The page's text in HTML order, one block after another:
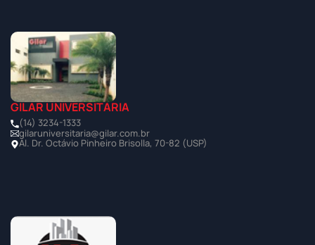
GILAR UNIVERSITÁRIA
(14) 3234-1333
gilaruniversitaria@gilar.com.br
Al. Dr. Octávio Pinheiro Brisolla, 70-82 (USP)